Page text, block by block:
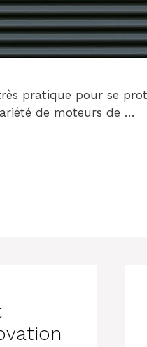
pratique pour se
de moteurs de …